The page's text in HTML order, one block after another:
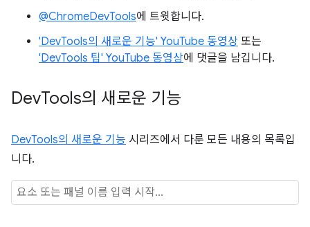
@ChromeDevTools에 트윗합니다.
'DevTools의 새로운 기능' YouTube 동영상 또는
'DevTools 팁' YouTube 동영상에 댓글을 남깁니다.
DevTools의 새로운 기능
DevTools의 새로운 기능 시리즈에서 다룬 모든 내용의 목록입
니다.